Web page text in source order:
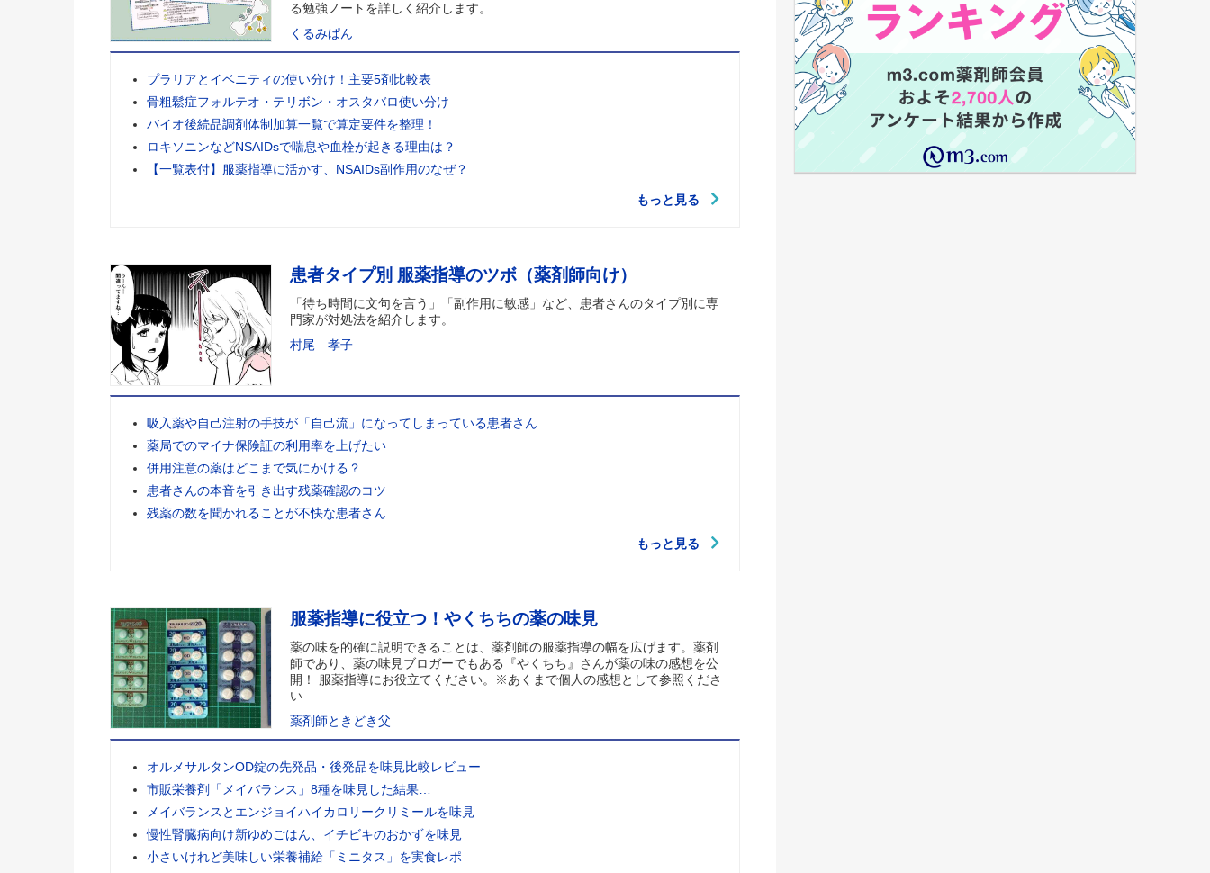
る勉強ノートを詳しく紹介します。
くるみぱん
プラリアとイベニティの使い分け！主要5剤比較表
骨粗鬆症フォルテオ・テリボン・オスタバロ使い分け
バイオ後続品調剤体制加算一覧で算定要件を整理！
ロキソニンなどNSAIDsで喘息や血栓が起きる理由は？
【一覧表付】服薬指導に活かす、NSAIDs副作用のなぜ？
もっと見る
患者タイプ別 服薬指導のツボ（薬剤師向け）
「待ち時間に文句を言う」「副作用に敏感」など、患者さんのタイプ別に専
門家が対処法を紹介します。
村尾 孝子
吸入薬や自己注射の手技が「自己流」になってしまっている患者さん
薬局でのマイナ保険証の利用率を上げたい
併用注意の薬はどこまで気にかける？
患者さんの本音を引き出す残薬確認のコツ
残薬の数を聞かれることが不快な患者さん
もっと見る
服薬指導に役立つ！やくちちの薬の味見
薬の味を的確に説明できることは、薬剤師の服薬指導の幅を広げます。薬剤
師であり、薬の味見ブロガーでもある『やくちち』さんが薬の味の感想を公
開！ 服薬指導にお役立てください。※あくまで個人の感想として参照くださ
い
薬剤師ときどき父
オルメサルタンOD錠の先発品・後発品を味見比較レビュー
市販栄養剤「メイバランス」8種を味見した結果…
メイバランスとエンジョイハイカロリークリミールを味見
慢性腎臓病向け新ゆめごはん、イチビキのおかずを味見
小さいけれど美味しい栄養補給「ミニタス」を実食レポ